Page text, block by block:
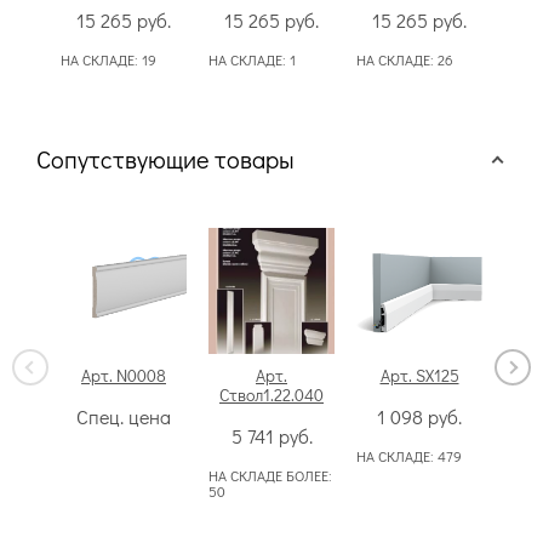
15 265 руб.
НА СКЛАДЕ: 19
15 265 руб.
НА СКЛАДЕ: 1
15 265 руб.
НА СКЛАДЕ: 26
Сопутствующие товары
Арт. N0008
Спец. цена
Арт.
Ствол1.22.040
5 741 руб.
НА СКЛАДЕ БОЛЕЕ:
50
Арт. SX125
1 098 руб.
НА СКЛАДЕ: 479